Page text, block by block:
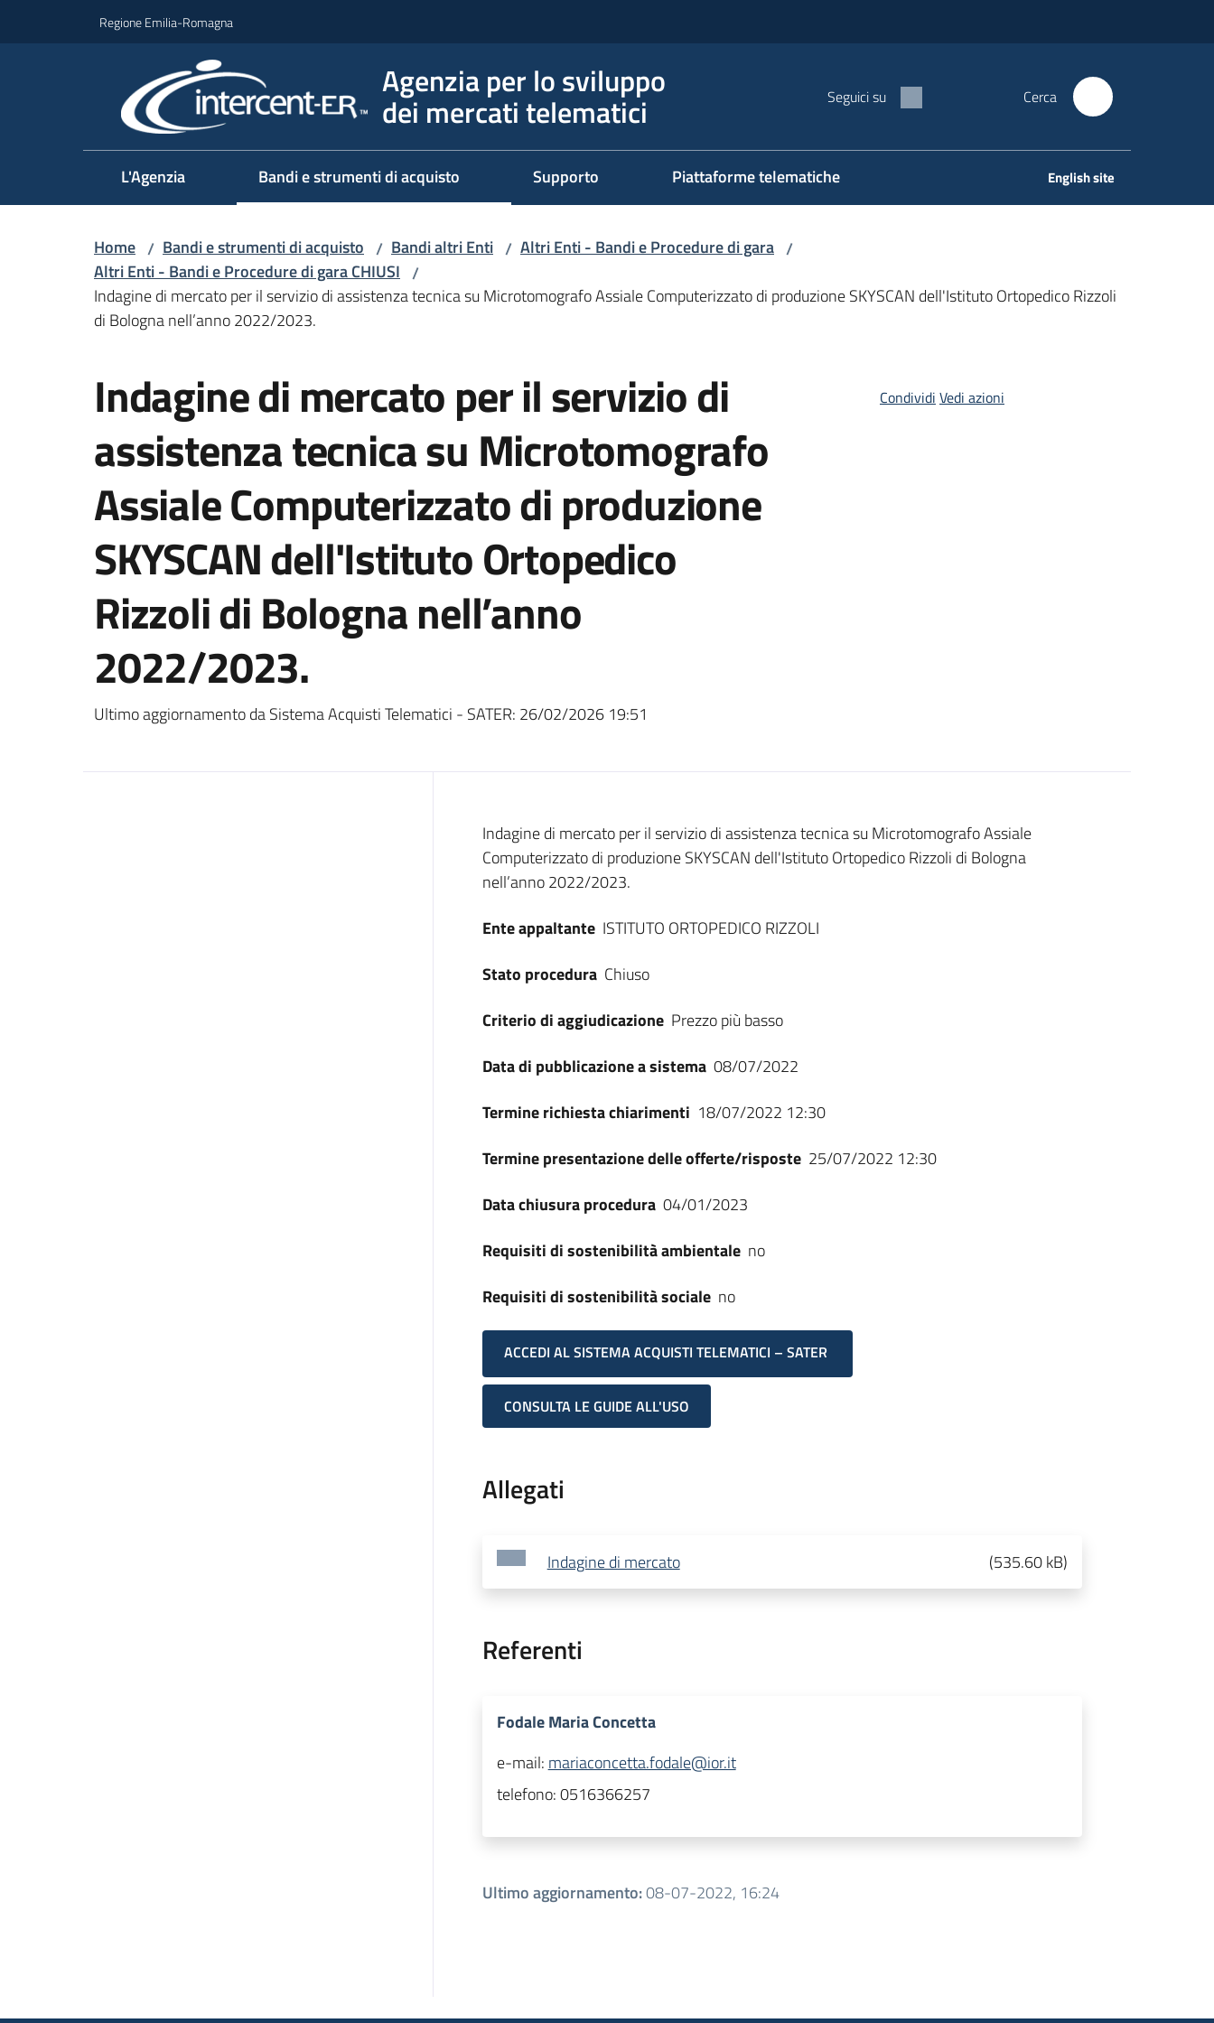
Regione Emilia-Romagna
Agenzia per lo sviluppo
dei mercati telematici Seguici su Cerca
L'Agenzia Bandi e strumenti di acquisto Supporto Piattaforme telematiche English site
Home / Bandi e strumenti di acquisto / Bandi altri Enti / Altri Enti - Bandi e Procedure di gara /
Altri Enti - Bandi e Procedure di gara CHIUSI /
Indagine di mercato per il servizio di assistenza tecnica su Microtomografo Assiale Computerizzato di produzione SKYSCAN dell'Istituto Ortopedico Rizzoli
di Bologna nell’anno 2022/2023.
Indagine di mercato per il servizio di
assistenza tecnica su Microtomografo
Assiale Computerizzato di produzione
SKYSCAN dell'Istituto Ortopedico
Rizzoli di Bologna nell’anno
2022/2023.
Ultimo aggiornamento da Sistema Acquisti Telematici - SATER: 26/02/2026 19:51
Condividi Vedi azioni
Dati del bando
Indagine di mercato per il servizio di assistenza tecnica su Microtomografo Assiale
Computerizzato di produzione SKYSCAN dell'Istituto Ortopedico Rizzoli di Bologna
nell’anno 2022/2023.
Ente appaltante ISTITUTO ORTOPEDICO RIZZOLI
Stato procedura Chiuso
Criterio di aggiudicazione Prezzo più basso
Data di pubblicazione a sistema 08/07/2022
Termine richiesta chiarimenti 18/07/2022 12:30
Termine presentazione delle offerte/risposte 25/07/2022 12:30
Data chiusura procedura 04/01/2023
Requisiti di sostenibilità ambientale no
Requisiti di sostenibilità sociale no
ACCEDI AL SISTEMA ACQUISTI TELEMATICI – SATER
CONSULTA LE GUIDE ALL'USO
Allegati
Indagine di mercato (535.60 kB)
Referenti
Fodale Maria Concetta
e-mail: mariaconcetta.fodale@ior.it
telefono:0516366257
Ultimo aggiornamento:08-07-2022, 16:24